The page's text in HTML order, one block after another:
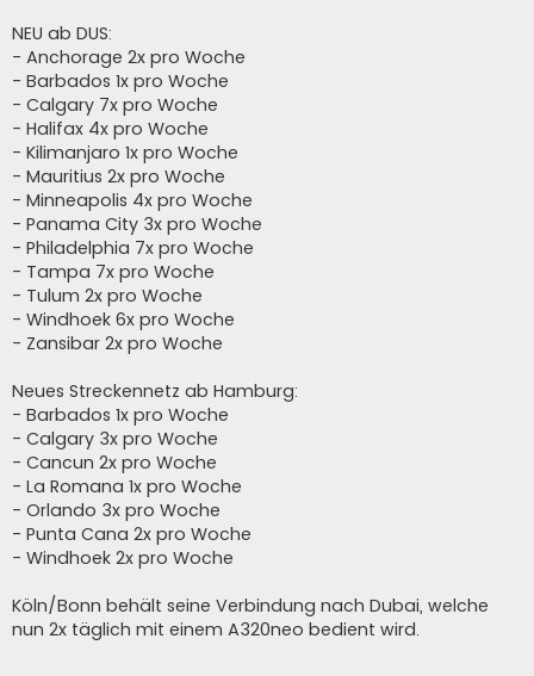
NEU ab DUS:
- Anchorage 2x pro Woche
- Barbados 1x pro Woche
- Calgary 7x pro Woche
- Halifax 4x pro Woche
- Kilimanjaro 1x pro Woche
- Mauritius 2x pro Woche
- Minneapolis 4x pro Woche
- Panama City 3x pro Woche
- Philadelphia 7x pro Woche
- Tampa 7x pro Woche
- Tulum 2x pro Woche
- Windhoek 6x pro Woche
- Zansibar 2x pro Woche
Neues Streckennetz ab Hamburg:
- Barbados 1x pro Woche
- Calgary 3x pro Woche
- Cancun 2x pro Woche
- La Romana 1x pro Woche
- Orlando 3x pro Woche
- Punta Cana 2x pro Woche
- Windhoek 2x pro Woche
Köln/Bonn behält seine Verbindung nach Dubai, welche
nun 2x täglich mit einem A320neo bedient wird.